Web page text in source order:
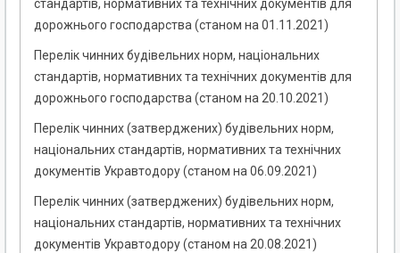
стандартів, нормативних та технічних документів для
дорожнього господарства (станом на 01.11.2021)
Перелік чинних будівельних норм, національних
стандартів, нормативних та технічних документів для
дорожнього господарства (станом на 20.10.2021)
Перелік чинних (затверджених) будівельних норм,
національних стандартів, нормативних та технічних
документів Укравтодору (станом на 06.09.2021)
Перелік чинних (затверджених) будівельних норм,
національних стандартів, нормативних та технічних
документів Укравтодору (станом на 20.08.2021)